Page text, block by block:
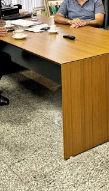
no vaso
apreende 3 kg e
e filho
2026